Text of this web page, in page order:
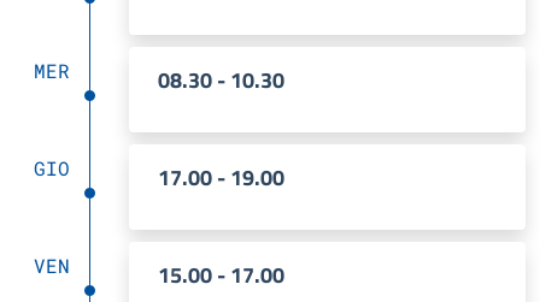
MER 08.30 - 10.30
GIO 17.00 - 19.00
VEN 15.00 - 17.00